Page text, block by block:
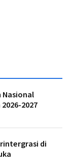
Nasional
2027
di